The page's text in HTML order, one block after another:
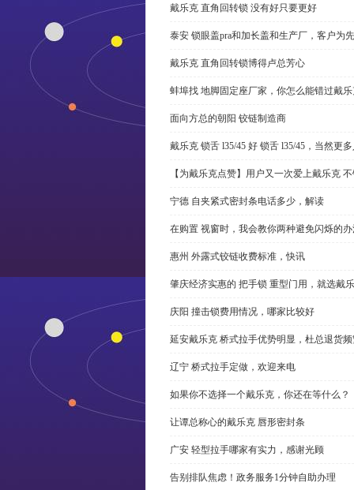
戴乐克 直角回转锁 没有好只要更好
泰安 锁眼盖pra和加长盖和生产厂，客户为先
戴乐克 直角回转锁博得卢总芳心
蚌埠找 地脚固定座厂家，你怎么能错过戴
面向方总的朝阳 铰链制造商
戴乐克 锁舌 l35/45 好 锁舌 l35/45，当然更
【为戴乐克点赞】用户又一次爱上戴乐克
宁德 自夹紧式密封条电话多少，解读
在购置 视窗时，我会教你两种避免闪烁的
惠州 外露式铰链收费标准，快讯
肇庆经济实惠的 把手锁 重型门用，就选戴
庆阳 撞击锁费用情况，哪家比较好
延安戴乐克 桥式拉手优势明显，杜总退货
辽宁 桥式拉手定做，欢迎来电
如果你不选择一个戴乐克，你还在等什么？
让谭总称心的戴乐克 唇形密封条
广安 轻型拉手哪家有实力，感谢光顾
告别排队焦虑！政务服务1分钟自助办理